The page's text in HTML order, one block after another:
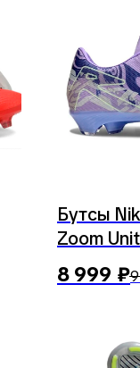
Бутсы
Zoom
8 999 ₽